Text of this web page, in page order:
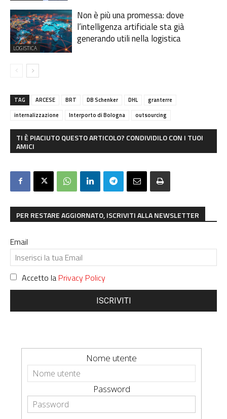
LOGISTICA
Non è più una promessa: dove
l’intelligenza artificiale sta già
generando utili nella logistica
TAG ARCESE BRT DB Schenker DHL
granterre
internalizzazione
Interporto di Bologna outsourcing
TI È PIACIUTO QUESTO ARTICOLO? CONDIVIDILO CON I TUOI
AMICI
PER RESTARE AGGIORNATO, ISCRIVITI ALLA NEWSLETTER
Email
Accetto la Privacy Policy
ISCRIVITI
Nome utente
Password